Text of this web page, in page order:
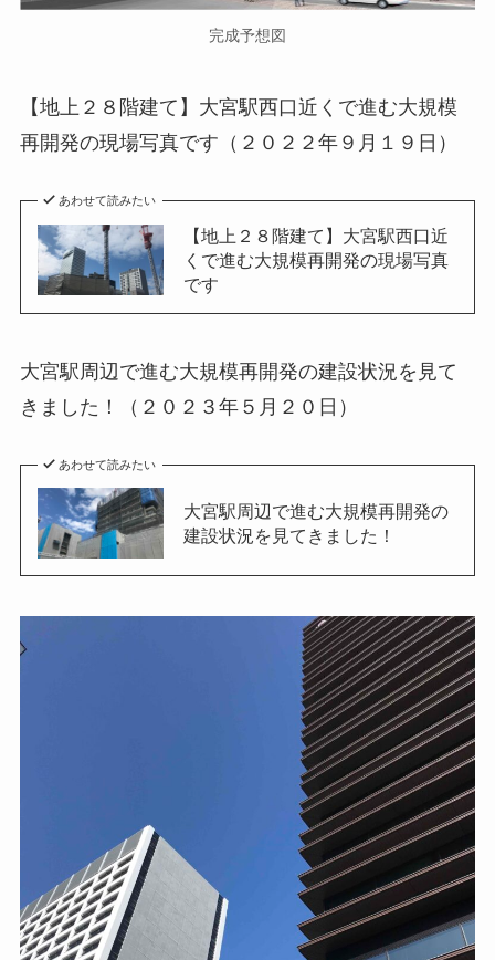
完成予想図
【地上２８階建て】大宮駅西口近くで進む大規模
再開発の現場写真です（２０２２年９月１９日）
あわせて読みたい
【地上２８階建て】大宮駅西口近
くで進む大規模再開発の現場写真
です
大宮駅周辺で進む大規模再開発の建設状況を見て
きました！（２０２３年５月２０日）
あわせて読みたい
大宮駅周辺で進む大規模再開発の
建設状況を見てきました！